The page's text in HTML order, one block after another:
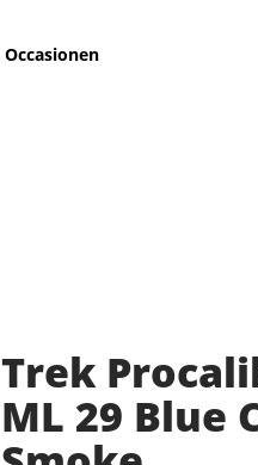
Occasionen
Trek
ML 29 Blue